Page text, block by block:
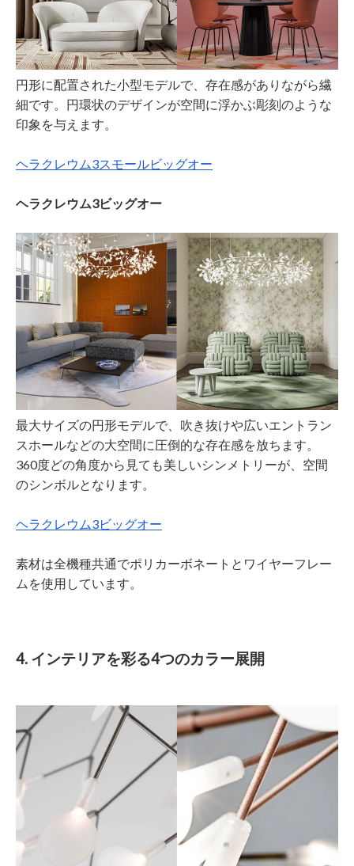
円形に配置された小型モデルで、存在感がありながら繊
細です。円環状のデザインが空間に浮かぶ彫刻のような
印象を与えます。
ヘラクレウム3スモールビッグオー
ヘラクレウム3ビッグオー
最大サイズの円形モデルで、吹き抜けや広いエントラン
スホールなどの大空間に圧倒的な存在感を放ちます。
360度どの角度から見ても美しいシンメトリーが、空間
のシンボルとなります。
ヘラクレウム3ビッグオー
素材は全機種共通でポリカーボネートとワイヤーフレー
ムを使用しています。
4. インテリアを彩る4つのカラー展開